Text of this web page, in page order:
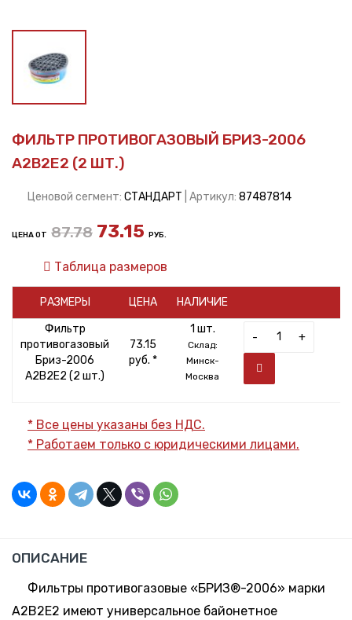
ФИЛЬТР ПРОТИВОГАЗОВЫЙ БРИЗ-2006
A2B2E2 (2 ШТ.)
Ценовой сегмент: СТАНДАРТ | Артикул: 87487814
ЦЕНА ОТ 87.78 73.15 РУБ.
Таблица размеров
РАЗМЕРЫ ЦЕНА
НАЛИЧИЕ
Фильтр
противогазовый
Бриз-2006
A2B2E2 (2 шт.)
73.15
руб. *
1 шт.
Склад:
Минск-
Москва
- +
* Все цены указаны без НДС.
* Работаем только с юридическими лицами.
ОПИСАНИЕ
Фильтры противогазовые «БРИЗ®-2006» марки
A2B2E2 имеют универсальное байонетное